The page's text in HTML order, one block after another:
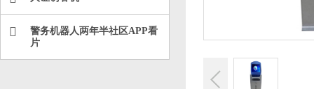
警务机器人两年半社区APP看
片